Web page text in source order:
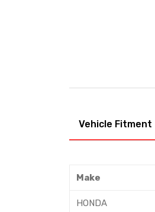
Vehicle Fitment
Make
HONDA